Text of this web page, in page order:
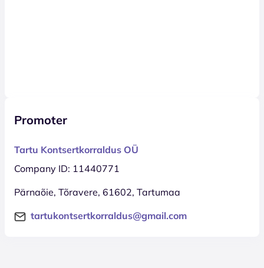
Promoter
Tartu Kontsertkorraldus OÜ
Company ID: 11440771
Pärnaõie, Tõravere, 61602, Tartumaa
tartukontsertkorraldus@gmail.com